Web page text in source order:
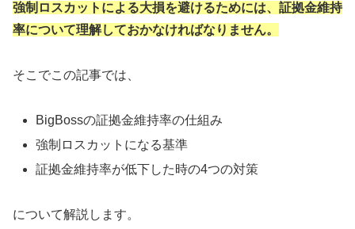
強制ロスカットによる大損を避けるためには、証拠金維持
率について理解しておかなければなりません。
そこでこの記事では、
BigBossの証拠金維持率の仕組み
強制ロスカットになる基準
証拠金維持率が低下した時の4つの対策
について解説します。